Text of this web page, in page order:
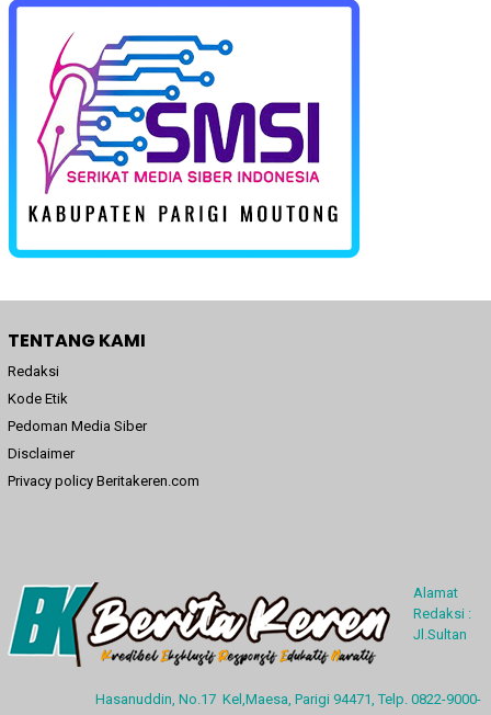
TENTANG KAMI
Redaksi
Kode Etik
Pedoman Media Siber
Disclaimer
Privacy policy Beritakeren.com
Alamat
Redaksi :
Jl.Sultan
Hasanuddin, No.17 Kel,Maesa, Parigi 94471, Telp. 0822-9000-